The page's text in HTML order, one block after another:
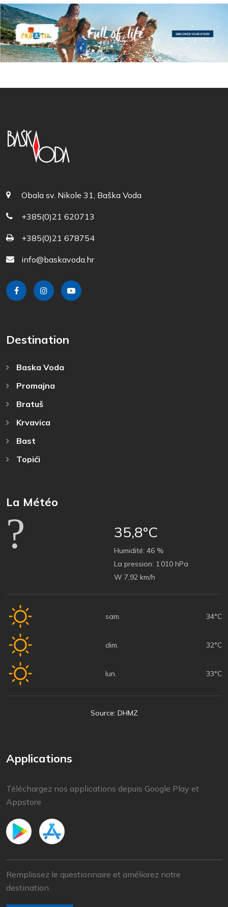
Obala sv. Nikole 31, Baška Voda
+385(0)21 620713
+385(0)21 678754
info@baskavoda.hr
Destination
Baska Voda
Promajna
Bratuš
Krvavica
Bast
Topići
La Météo
35,8°C
Humidité: 46 %
La pression: 1 010 hPa
W 7,92 km/h
sam. 34°C
dim. 32°C
lun. 33°C
Source: DHMZ
Applications
Téléchargez nos applications depuis Google Play et
Appstore
Remplissez le questionnaire et améliorez notre
destination